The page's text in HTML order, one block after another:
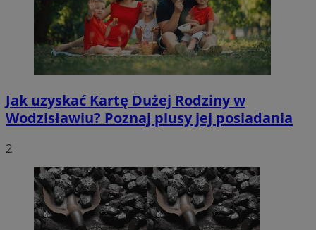
Jak uzyskać Kartę Dużej Rodziny w
Wodzisławiu? Poznaj plusy jej posiadania
2